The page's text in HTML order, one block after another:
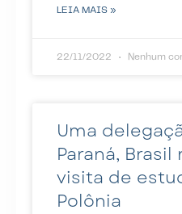
LEIA MAIS »
22/11/2022 Nenhum
Uma
Paraná,
visita de
Polônia